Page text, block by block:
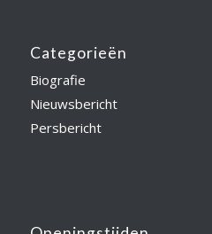
Categorieën
Biografie
Nieuwsbericht
Persbericht